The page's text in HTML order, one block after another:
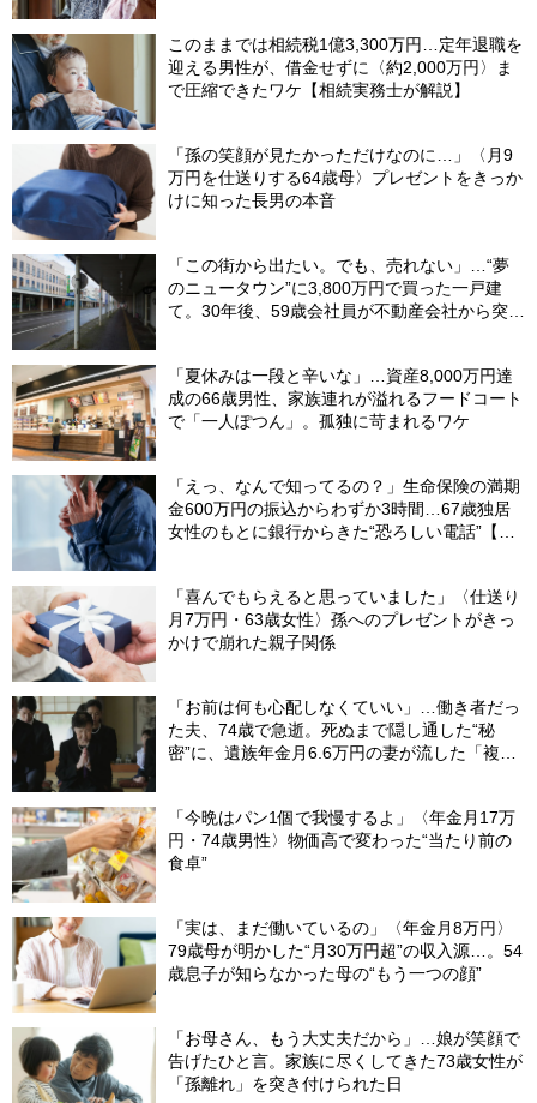
このままでは相続税1億3,300万円…定年退職を
迎える男性が、借金せずに〈約2,000万円〉ま
で圧縮できたワケ【相続実務士が解説】
「孫の笑顔が見たかっただけなのに…」〈月9
万円を仕送りする64歳母〉プレゼントをきっか
けに知った長男の本音
「この街から出たい。でも、売れない」…“夢
のニュータウン”に3,800万円で買った一戸建
て。30年後、59歳会社員が不動産会社から突き
「夏休みは一段と辛いな」…資産8,000万円達
成の66歳男性、家族連れが溢れるフードコート
で「一人ぽつん」。孤独に苛まれるワケ
「えっ、なんで知ってるの？」生命保険の満期
金600万円の振込からわずか3時間…67歳独居
女性のもとに銀行からきた“恐ろしい電話”【FP
「喜んでもらえると思っていました」〈仕送り
月7万円・63歳女性〉孫へのプレゼントがきっ
かけで崩れた親子関係
「お前は何も心配しなくていい」…働き者だっ
た夫、74歳で急逝。死ぬまで隠し通した“秘
密”に、遺族年金月6.6万円の妻が流した「複雑
「今晩はパン1個で我慢するよ」〈年金月17万
円・74歳男性〉物価高で変わった“当たり前の
食卓”
「実は、まだ働いているの」〈年金月8万円〉
79歳母が明かした“月30万円超”の収入源…。54
歳息子が知らなかった母の“もう一つの顔”
「お母さん、もう大丈夫だから」…娘が笑顔で
告げたひと言。家族に尽くしてきた73歳女性が
「孫離れ」を突き付けられた日